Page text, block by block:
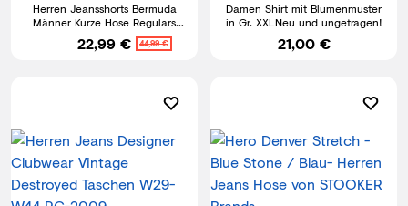
Herren Jeansshorts Bermuda
Männer Kurze Hose Regulars
SLIM Fit
22,99 € 44,99 €
Damen Shirt mit Blumenmuster
in Gr. XXLNeu und ungetragen!
21,00 €